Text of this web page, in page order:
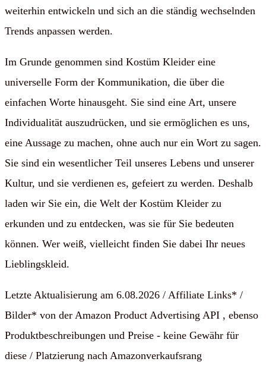
weiterhin entwickeln und sich an die ständig wechselnden
Trends anpassen werden.
Im Grunde genommen sind Kostüm Kleider eine
universelle Form der Kommunikation, die über die
einfachen Worte hinausgeht. Sie sind eine Art, unsere
Individualität auszudrücken, und sie ermöglichen es uns,
eine Aussage zu machen, ohne auch nur ein Wort zu sagen.
Sie sind ein wesentlicher Teil unseres Lebens und unserer
Kultur, und sie verdienen es, gefeiert zu werden. Deshalb
laden wir Sie ein, die Welt der Kostüm Kleider zu
erkunden und zu entdecken, was sie für Sie bedeuten
können. Wer weiß, vielleicht finden Sie dabei Ihr neues
Lieblingskleid.
Letzte Aktualisierung am 6.08.2026 / Affiliate Links* /
Bilder* von der Amazon Product Advertising API , ebenso
Produktbeschreibungen und Preise - keine Gewähr für
diese / Platzierung nach Amazonverkaufsrang